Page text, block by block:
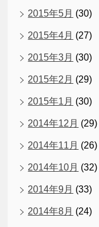
2015年5月 (30)
2015年4月 (27)
2015年3月 (30)
2015年2月 (29)
2015年1月 (30)
2014年12月 (29)
2014年11月 (26)
2014年10月 (32)
2014年9月 (33)
2014年8月 (24)